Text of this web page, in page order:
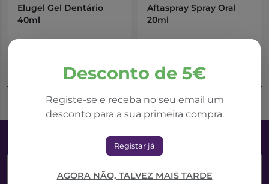
Desconto de 5€
Registe-se e receba no seu email um
desconto para a sua primeira compra.
Registar já
AGORA NÃO, TALVEZ MAIS TARDE
Elugel Gel Dentário
40ml
Adicionar ao Carrinho
Aftaspray Spray Oral
20ml
Adicionar ao Carrinho